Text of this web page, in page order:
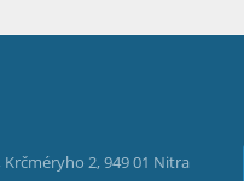
2, 949 01 Nitra